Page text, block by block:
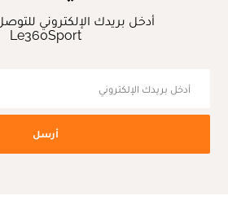
أدخل بريدك الإلكتروني للتوصل
Le360Sport
أرسل